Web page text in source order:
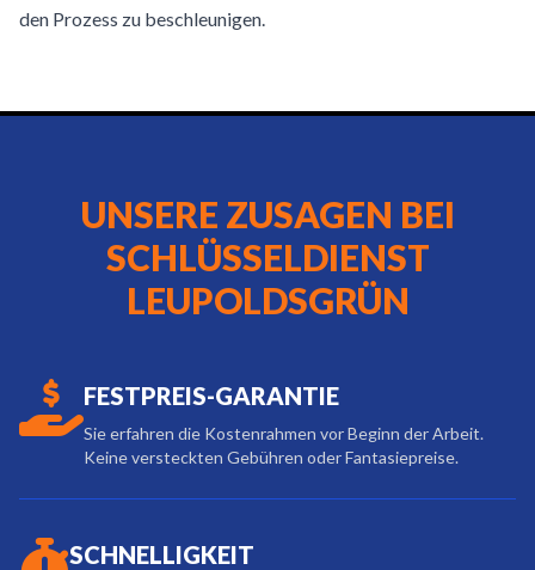
den Prozess zu beschleunigen.
UNSERE ZUSAGEN BEI
SCHLÜSSELDIENST
LEUPOLDSGRÜN
FESTPREIS-GARANTIE
Sie erfahren die Kostenrahmen vor Beginn der Arbeit.
Keine versteckten Gebühren oder Fantasiepreise.
SCHNELLIGKEIT